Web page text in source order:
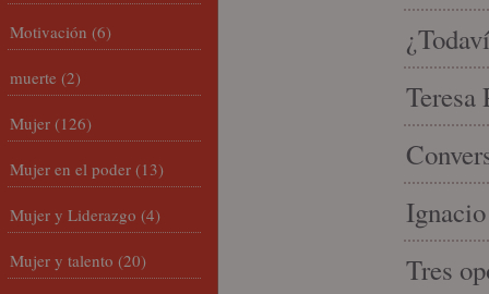
Teresa
Tres
Motivación (6)
muerte (2)
Mujer (126)
Mujer en el poder (13)
Mujer y Liderazgo (4)
Mujer y talento (20)